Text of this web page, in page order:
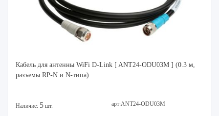
Кабель для антенны WiFi D-Link [ ANT24-ODU03M ] (0.3 м,
разъемы RP-N и N-типа)
Наличие: 5 шт. арт:ANT24-ODU03M